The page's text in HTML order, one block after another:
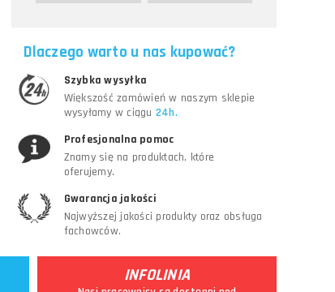
Dlaczego warto u nas kupować?
Szybka wysyłka
Większość zamówień w naszym sklepie
wysyłamy w ciągu 24h.
Profesjonalna pomoc
Znamy się na produktach, które
oferujemy.
Gwarancja jakości
Najwyższej jakości produkty oraz obsługa
fachowców.
INFOLINIA